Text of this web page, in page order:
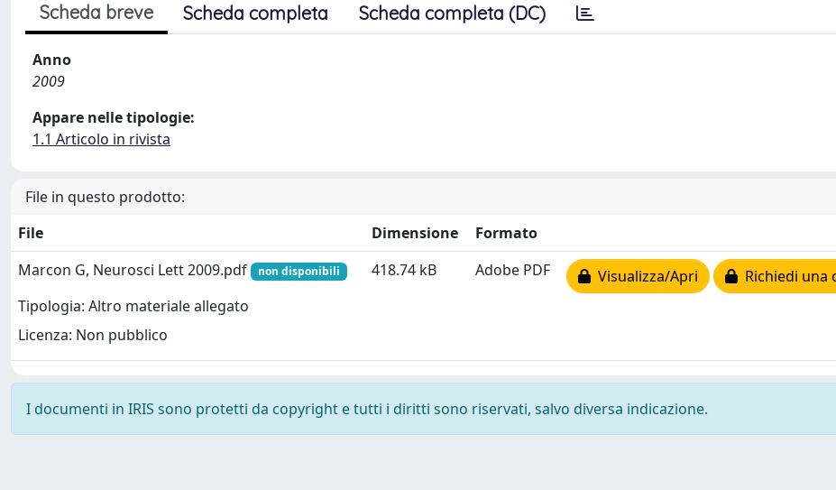
Scheda breve Scheda completa Scheda completa (DC)
Anno
2009
Appare nelle tipologie:
1.1 Articolo in rivista
File in questo prodotto:
File
Dimensione
Formato
Marcon G, Neurosci Lett 2009.pdf
non disponibili
Tipologia: Altro materiale allegato
Licenza: Non pubblico
418.74 kB Adobe PDF Visualizza/Apri Richiedi una
I documenti in IRIS sono protetti da copyright e tutti i diritti sono riservati, salvo diversa indicazione.